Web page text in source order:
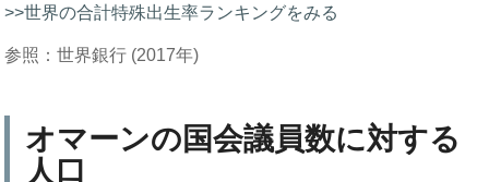
>>世界の合計特殊出生率ランキングをみる
参照：世界銀行 (2017年)
オマーンの国会議員数に対する
人口